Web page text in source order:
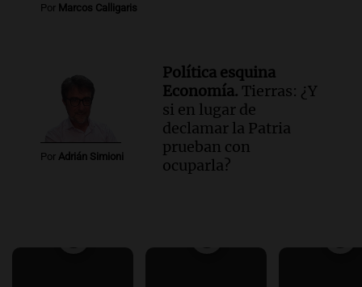
Por Marcos Calligaris
Por Adrián Simioni
Política esquina
Economía. Tierras: ¿Y
si en lugar de
declamar la Patria
prueban con
ocuparla?